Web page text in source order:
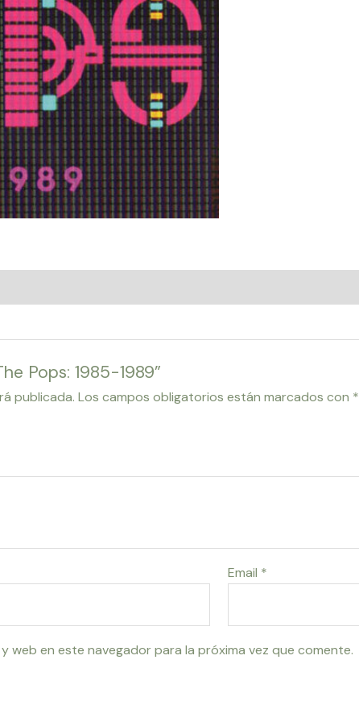
Pops: 1985-1989”
publicada. Los campos obligatorios están marcados con *
Email *
web en este navegador para la próxima vez que comente.